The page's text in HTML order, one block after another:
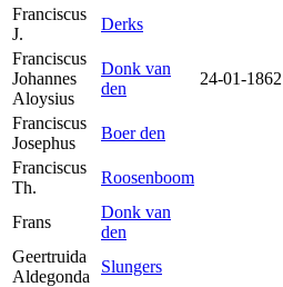
Franciscus
J.
Derks
Franciscus
Johannes
Aloysius
Donk van
den
24-01-1862
Franciscus
Josephus
Boer den
Franciscus
Th.
Roosenboom
Frans
Donk van
den
Geertruida
Aldegonda
Slungers